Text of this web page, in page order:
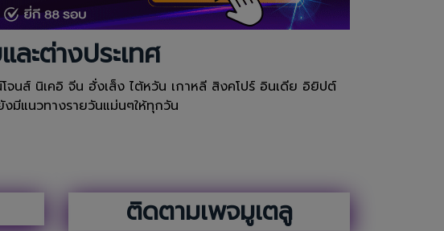
ะต่างประเทศ
นส์ นิเคอิ จีน ฮั่งเส็ง ไต้หวัน เกาหลี สิงคโปร์ อินเดีย อิยิปต์
มีแนวทางรายวันแม่นๆให้ทุกวัน
ติดตามเพจมูเตลู